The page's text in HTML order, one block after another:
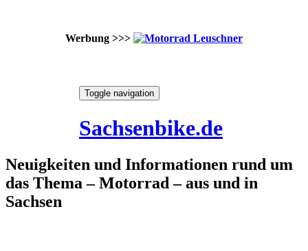
Werbung >>>
Toggle navigation
Sachsenbike.de
Neuigkeiten und Informationen rund um
das Thema – Motorrad – aus und in
Sachsen